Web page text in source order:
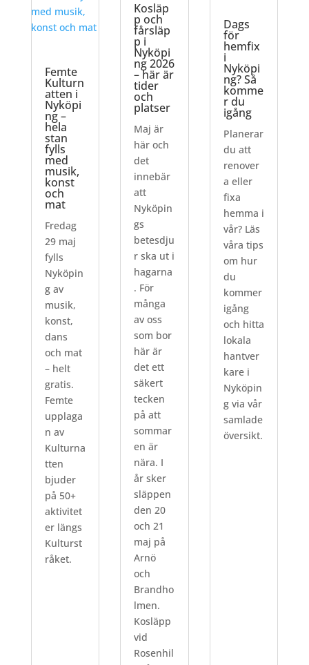
Femte
Kulturn
atten i
Nyköpi
ng –
hela
stan
fylls
med
musik,
konst
och
mat
Fredag
29 maj
fylls
Nyköpin
g av
musik,
konst,
dans
och mat
– helt
gratis.
Femte
upplaga
n av
Kulturna
tten
bjuder
på 50+
aktivitet
er längs
Kulturst
råket.
Kosläp
p och
fårsläp
p i
Nyköpi
ng 2026
– här är
tider
och
platser
Maj är
här och
det
innebär
att
Nyköpin
gs
betesdju
r ska ut i
hagarna
. För
många
av oss
som bor
här är
det ett
säkert
tecken
på att
sommar
en är
nära. I
år sker
släppen
den 20
och 21
maj på
Arnö
och
Brandho
lmen.
Kosläpp
vid
Rosenhil
Dags
för
hemfix
i
Nyköpi
ng? Så
komme
r du
igång
Planerar
du att
renover
a eller
fixa
hemma i
vår? Läs
våra tips
om hur
du
kommer
igång
och hitta
lokala
hantver
kare i
Nyköpin
g via vår
samlade
översikt.